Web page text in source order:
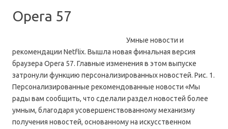
Opera 57
Умные новости и
рекомендации Netflix. Вышла новая финальная версия
браузера Opera 57. Главные изменения в этом выпуске
затронули функцию персонализированных новостей. Рис. 1.
Персонализированные рекомендованные новости «Мы
рады вам сообщить, что сделали раздел новостей более
умным, благодаря усовершенствованному механизму
получения новостей, основанному на искусственном